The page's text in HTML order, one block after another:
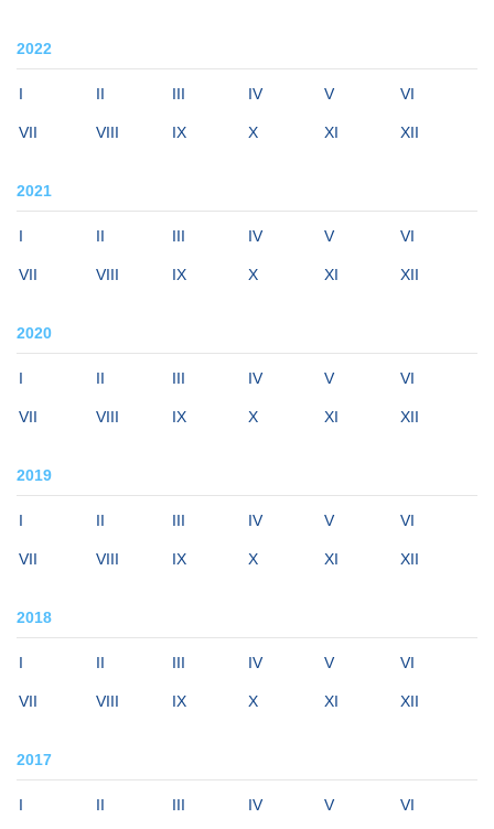
2022
I II III IV V VI
VII VIII IX X XI XII
2021
I II III IV V VI
VII VIII IX X XI XII
2020
I II III IV V VI
VII VIII IX X XI XII
2019
I II III IV V VI
VII VIII IX X XI XII
2018
I II III IV V VI
VII VIII IX X XI XII
2017
I II III IV V VI